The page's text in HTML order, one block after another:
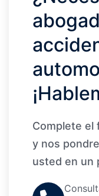
Complete el
y nos
usted en un